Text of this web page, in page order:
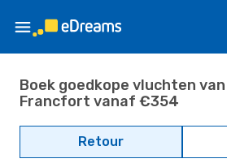
Boek goedkope vluchten
Francfort vanaf €354
Retour